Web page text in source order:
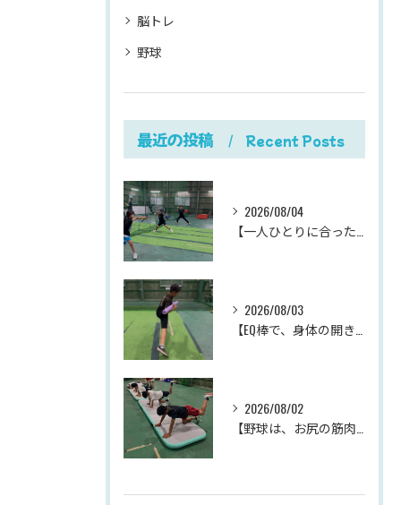
脳トレ
野球
最近の投稿 Recent Posts
2026/08/04
【一人ひとりに合った指導が、成長を加速させる。
2026/08/03
【EQ棒で、身体の開きを改善。
2026/08/02
【野球は、お尻の筋肉でプレーが変わる。